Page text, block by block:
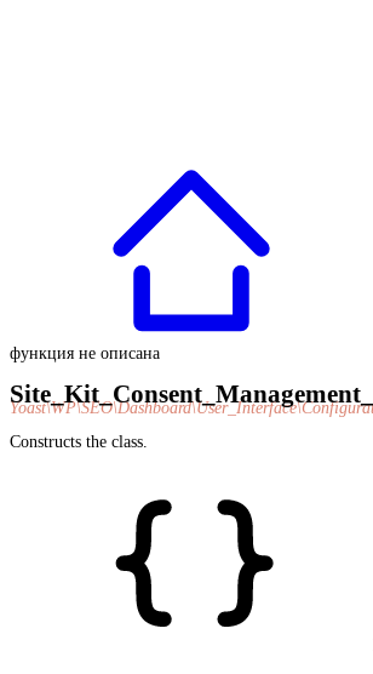
функция не описана
Constructs the class.